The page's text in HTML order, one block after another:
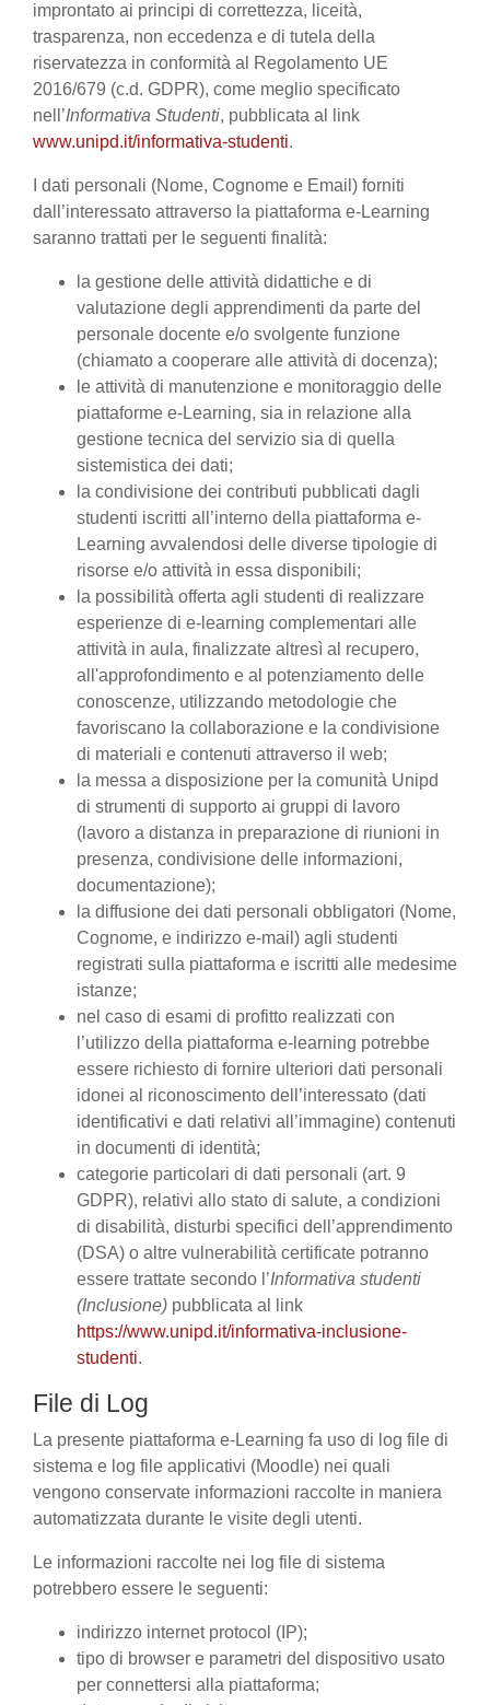
improntato ai principi di correttezza, liceità,
trasparenza, non eccedenza e di tutela della
riservatezza in conformità al Regolamento UE
2016/679 (c.d. GDPR), come meglio specificato
nell’Informativa Studenti, pubblicata al link
www.unipd.it/informativa-studenti.
I dati personali (Nome, Cognome e Email) forniti
dall’interessato attraverso la piattaforma e-Learning
saranno trattati per le seguenti finalità:
la gestione delle attività didattiche e di
valutazione degli apprendimenti da parte del
personale docente e/o svolgente funzione
(chiamato a cooperare alle attività di docenza);
le attività di manutenzione e monitoraggio delle
piattaforme e-Learning, sia in relazione alla
gestione tecnica del servizio sia di quella
sistemistica dei dati;
la condivisione dei contributi pubblicati dagli
studenti iscritti all’interno della piattaforma e-
Learning avvalendosi delle diverse tipologie di
risorse e/o attività in essa disponibili;
la possibilità offerta agli studenti di realizzare
esperienze di e-learning complementari alle
attività in aula, finalizzate altresì al recupero,
all'approfondimento e al potenziamento delle
conoscenze, utilizzando metodologie che
favoriscano la collaborazione e la condivisione
di materiali e contenuti attraverso il web;
la messa a disposizione per la comunità Unipd
di strumenti di supporto ai gruppi di lavoro
(lavoro a distanza in preparazione di riunioni in
presenza, condivisione delle informazioni,
documentazione);
la diffusione dei dati personali obbligatori (Nome,
Cognome, e indirizzo e-mail) agli studenti
registrati sulla piattaforma e iscritti alle medesime
istanze;
nel caso di esami di profitto realizzati con
l’utilizzo della piattaforma e-learning potrebbe
essere richiesto di fornire ulteriori dati personali
idonei al riconoscimento dell’interessato (dati
identificativi e dati relativi all’immagine) contenuti
in documenti di identità;
categorie particolari di dati personali (art. 9
GDPR), relativi allo stato di salute, a condizioni
di disabilità, disturbi specifici dell’apprendimento
(DSA) o altre vulnerabilità certificate potranno
essere trattate secondo l’Informativa studenti
(Inclusione) pubblicata al link
https://www.unipd.it/informativa-inclusione-
studenti.
File di Log
La presente piattaforma e-Learning fa uso di log file di
sistema e log file applicativi (Moodle) nei quali
vengono conservate informazioni raccolte in maniera
automatizzata durante le visite degli utenti.
Le informazioni raccolte nei log file di sistema
potrebbero essere le seguenti:
indirizzo internet protocol (IP);
tipo di browser e parametri del dispositivo usato
per connettersi alla piattaforma;